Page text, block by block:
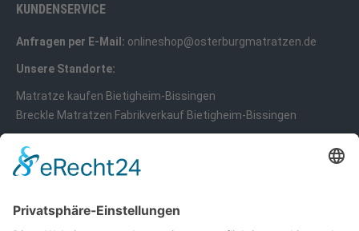
KUNDENSERVICE
Anfragen per E-Mail: onlineshop@osterburgmatratzen.de
Unsere Standorte:
Matratze kaufen Bietigheim-Bissingen
Breckle Matratzen Fabrikverkauf Bietigheim-Bissingen